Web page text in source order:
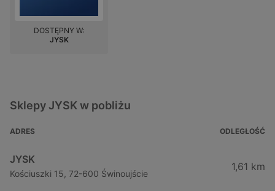
DOSTĘPNY W:
JYSK
Sklepy JYSK w pobliżu
ADRES ODLEGŁOŚĆ
JYSK
Kościuszki 15, 72-600 Świnoujście
1,61 km